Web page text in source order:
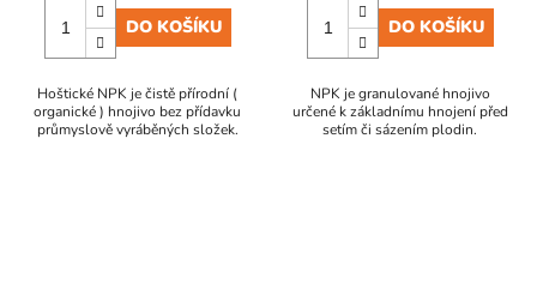
DO KOŠÍKU
Hoštické NPK je čistě přírodní (
organické ) hnojivo bez přídavku
průmyslově vyráběných složek.
DO KOŠÍKU
NPK je granulované hnojivo
určené k základnímu hnojení před
setím či sázením plodin.